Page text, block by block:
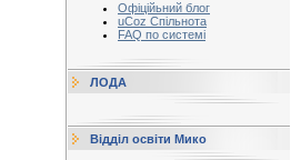
Офіційьний блог
uCoz Спільнота
FAQ по системі
ЛОДА
Відділ освіти Мико